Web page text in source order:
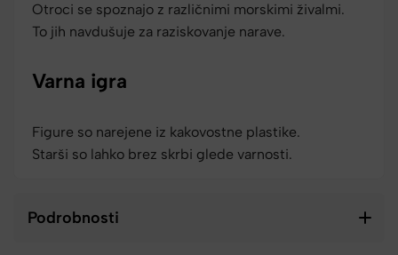
Otroci se spoznajo z različnimi morskimi živalmi.
To jih navdušuje za raziskovanje narave.
Varna igra
Figure so narejene iz kakovostne plastike.
Starši so lahko brez skrbi glede varnosti.
Podrobnosti